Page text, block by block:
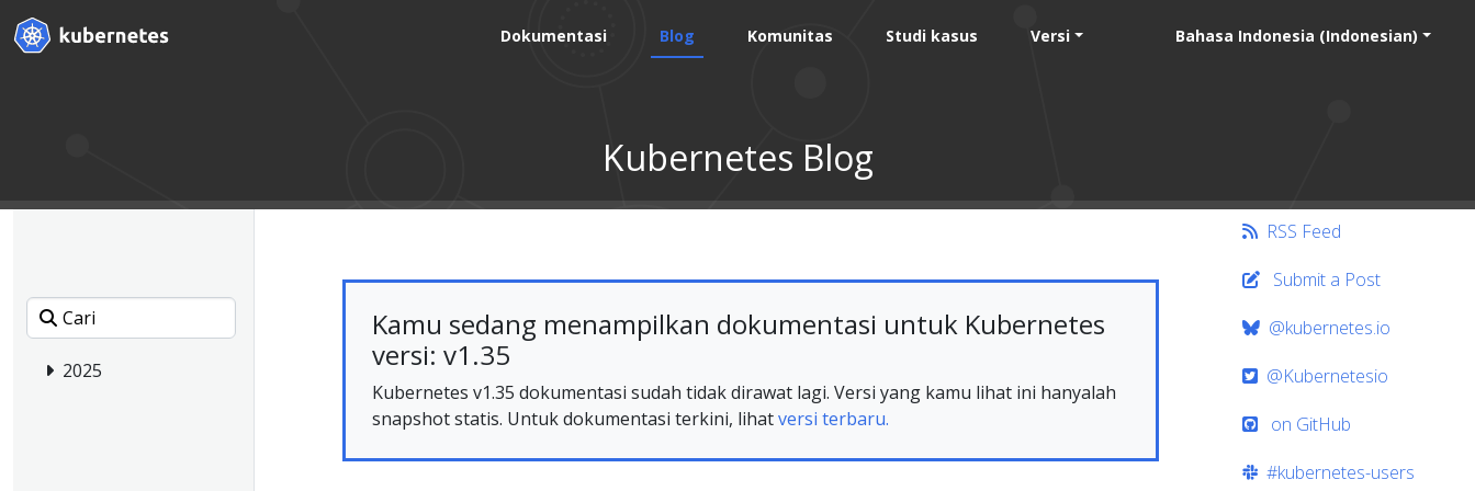
Dokumentasi Blog Komunitas Studi kasus Versi Bahasa Indonesia (Indonesian)
Kubernetes Blog
2025
Kamu sedang menampilkan dokumentasi untuk Kubernetes
versi: v1.35
Kubernetes v1.35 dokumentasi sudah tidak dirawat lagi. Versi yang kamu lihat ini hanyalah
snapshot statis. Untuk dokumentasi terkini, lihatversi terbaru.
RSS Feed
Submit a Post
@kubernetes.io
@Kubernetesio
on GitHub
#kubernetes-users